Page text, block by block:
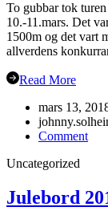
To gubbar tok
10.-11.mars. Det
1500m og det vart
allverdens
Read More
mars 13,
Commenton
Uncategorized
Julebord